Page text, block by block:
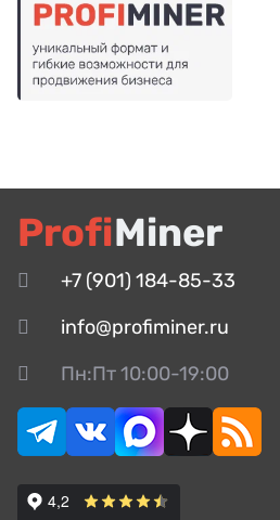
ProfiMiner
+7 (901) 184-85-33
info@profiminer.ru
Пн:Пт 10:00-19:00